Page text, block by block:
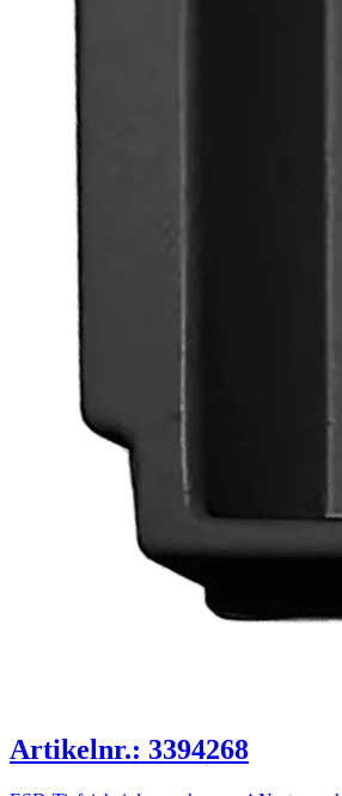
Artikelnr.: 3394268